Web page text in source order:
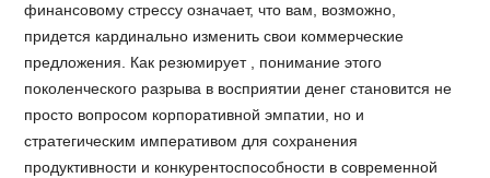
финансовому стрессу означает, что вам, возможно,
придется кардинально изменить свои коммерческие
предложения. Как резюмирует , понимание этого
поколенческого разрыва в восприятии денег становится не
просто вопросом корпоративной эмпатии, но и
стратегическим императивом для сохранения
продуктивности и конкурентоспособности в современной